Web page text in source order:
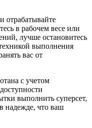
отрабатывайте
в рабочем весе или
лучше остановитесь
выполнения
вас от
с учетом
выполнить суперсет,
надежде, что ваш